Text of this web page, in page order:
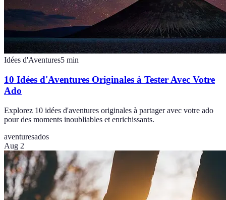
Idées d'Aventures5 min
10 Idées d'Aventures Originales à Tester Avec Votre
Ado
Explorez 10 idées d'aventures originales à partager avec votre ado
pour des moments inoubliables et enrichissants.
aventuresados
Aug 2